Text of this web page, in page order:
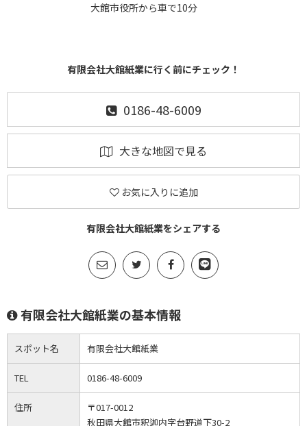
大館市役所から車で10分
有限会社大館紙業に行く前にチェック！
0186-48-6009
大きな地図で見る
お気に入りに追加
有限会社大館紙業をシェアする
有限会社大館紙業の基本情報
スポット名 有限会社大館紙業
TEL 0186-48-6009
住所
〒017-0012
秋田県大館市釈迦内字台野道下30-2